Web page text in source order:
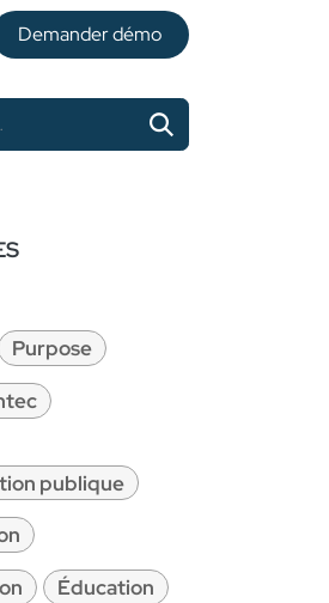
De​​mander démo
Purpose
publique
Éducation